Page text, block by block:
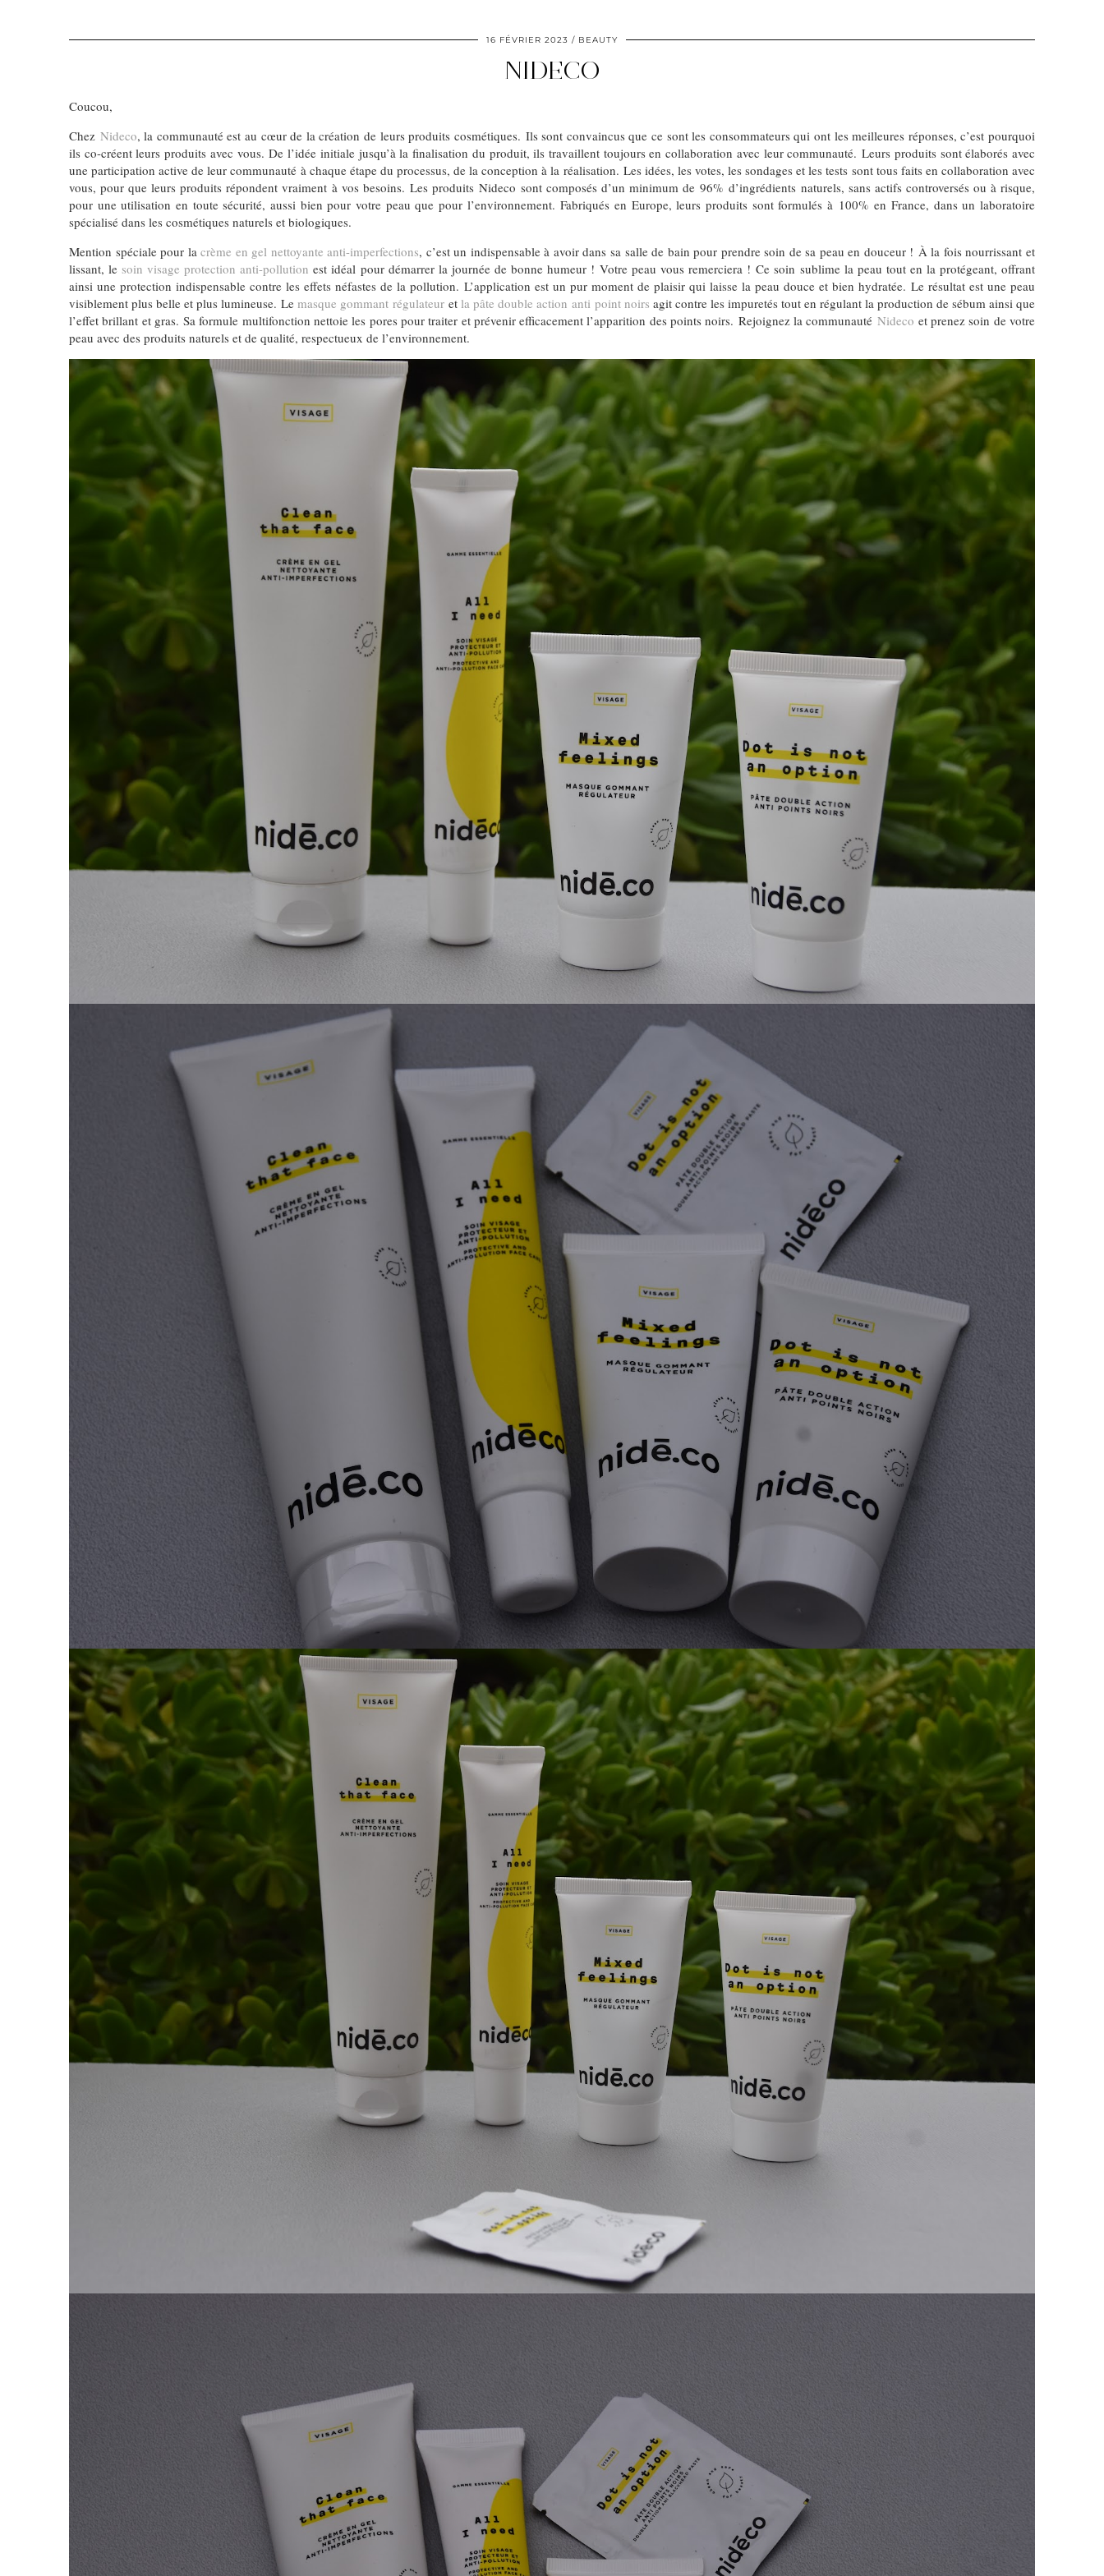
16 FÉVRIER 2023 BEAUTY
NIDECO
Coucou,
Chez Nideco, la communauté est au cœur de la création de leurs produits cosmétiques. Ils sont convaincus que ce sont les consommateurs qui ont les meilleures réponses, c’est pourquoi
ils co-créent leurs produits avec vous. De l’idée initiale jusqu’à la finalisation du produit, ils travaillent toujours en collaboration avec leur communauté. Leurs produits sont élaborés avec
une participation active de leur communauté à chaque étape du processus, de la conception à la réalisation. Les idées, les votes, les sondages et les tests sont tous faits en collaboration avec
vous, pour que leurs produits répondent vraiment à vos besoins. Les produits Nideco sont composés d’un minimum de 96% d’ingrédients naturels, sans actifs controversés ou à risque,
pour une utilisation en toute sécurité, aussi bien pour votre peau que pour l’environnement. Fabriqués en Europe, leurs produits sont formulés à 100% en France, dans un laboratoire
spécialisé dans les cosmétiques naturels et biologiques.
Mention spéciale pour lacrème en gel nettoyante anti-imperfections, c’est un indispensable à avoir dans sa salle de bain pour prendre soin de sa peau en douceur ! À la fois nourrissant et
lissant, lesoin visage protection anti-pollution est idéal pour démarrer la journée de bonne humeur ! Votre peau vous remerciera ! Ce soin sublime la peau tout en la protégeant, offrant
ainsi une protection indispensable contre les effets néfastes de la pollution. L’application est un pur moment de plaisir qui laisse la peau douce et bien hydratée. Le résultat est une peau
visiblement plus belle et plus lumineuse. Le masque gommant régulateur et la pâte double action anti point noirs agit contre les impuretés tout en régulant la production de sébum ainsi que
l’effet brillant et gras. Sa formule multifonction nettoie les pores pour traiter et prévenir efficacement l’apparition des points noirs. Rejoignez la communauté Nideco et prenez soin de votre
peau avec des produits naturels et de qualité, respectueux de l’environnement.